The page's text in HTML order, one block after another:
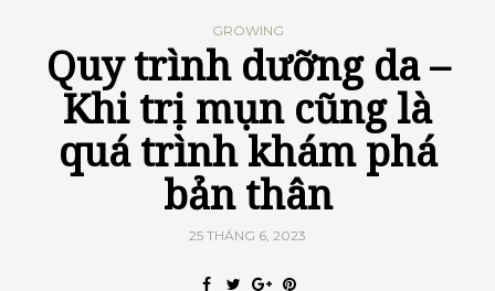
GROWING
Quy trình dưỡng da –
Khi trị mụn cũng là
quá trình khám phá
bản thân
25 THÁNG 6, 2023